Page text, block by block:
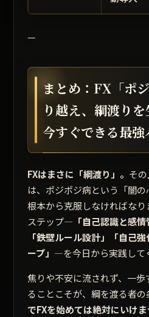
—
まとめ：FX「ポ
り越え、綱渡り
今すぐできる最強
FXはまさに「綱渡り」。 そ
は、ポジポジ病という 「闇の
根本から克服しなければな
ステップ— 「自己認識と感
「鉄壁ルール設計」「自己
ープ」 —を今日から実践して
焦りや不安に流されず、一
ることこそが、綱を渡る者の
でFXを始めては絶対にいけま